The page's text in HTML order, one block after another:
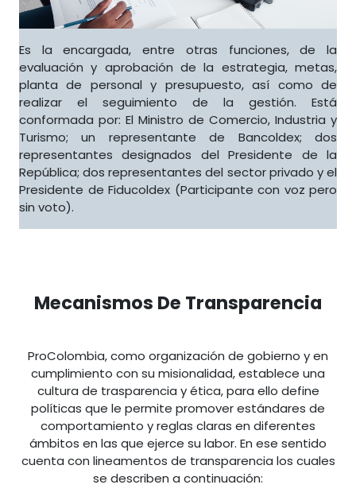
Es la encargada, entre otras funciones, de la
evaluación y aprobación de la estrategia, metas,
planta de personal y presupuesto, así como de
realizar el seguimiento de la gestión. Está
conformada por: El Ministro de Comercio, Industria y
Turismo; un representante de Bancoldex; dos
representantes designados del Presidente de la
República; dos representantes del sector privado y el
Presidente de Fiducoldex (Participante con voz pero
sin voto).
Mecanismos De Transparencia
ProColombia, como organización de gobierno y en
cumplimiento con su misionalidad, establece una
cultura de trasparencia y ética, para ello define
políticas que le permite promover estándares de
comportamiento y reglas claras en diferentes
ámbitos en las que ejerce su labor. En ese sentido
cuenta con lineamentos de transparencia los cuales
se describen a continuación: